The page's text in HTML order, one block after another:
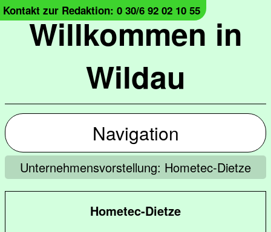
Willkommen in
Wildau
Kontakt zur Redaktion: 0 30/6 92 02 10 55
Navigation
Unternehmensvorstellung: Hometec-Dietze
Hometec-Dietze